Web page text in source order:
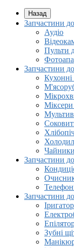
Назад
Запчастини до
Аудіо
Пульти
Запчастини
Запчастини
Запчастини
Зубні